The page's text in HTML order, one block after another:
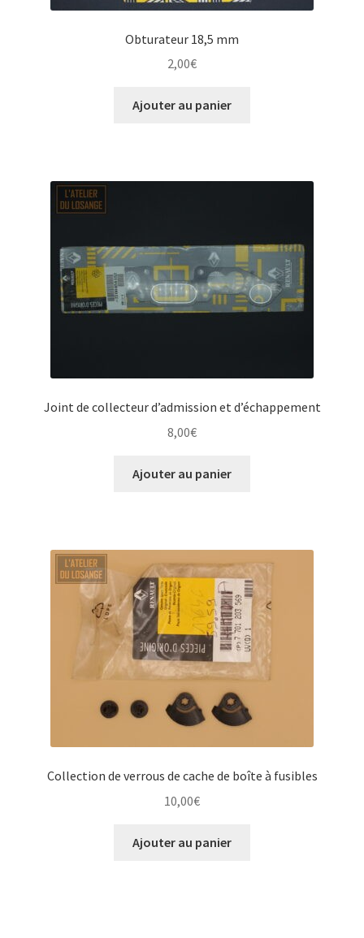
Obturateur 18,5 mm
2,00€
Ajouter au panier
Joint de collecteur d’admission et d’échappement
8,00€
Ajouter au panier
Collection de verrous de cache de boîte à fusibles
10,00€
Ajouter au panier